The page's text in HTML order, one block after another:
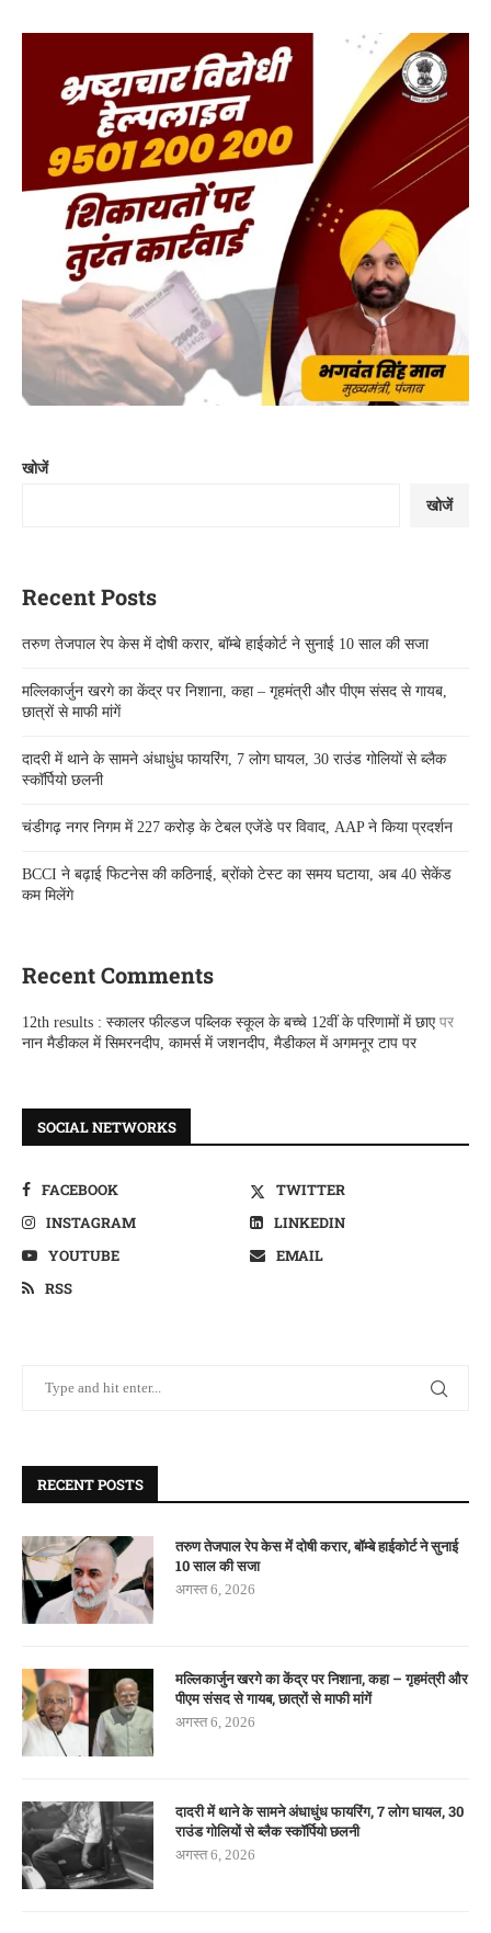
खोजें
खोजें
Recent Posts
तरुण तेजपाल रेप केस में दोषी करार, बॉम्बे हाईकोर्ट ने सुनाई 10 साल की सजा
मल्लिकार्जुन खरगे का केंद्र पर निशाना, कहा – गृहमंत्री और पीएम संसद से गायब,
छात्रों से माफी मांगें
दादरी में थाने के सामने अंधाधुंध फायरिंग, 7 लोग घायल, 30 राउंड गोलियों से ब्लैक
स्कॉर्पियो छलनी
चंडीगढ़ नगर निगम में 227 करोड़ के टेबल एजेंडे पर विवाद, AAP ने किया प्रदर्शन
BCCI ने बढ़ाई फिटनेस की कठिनाई, ब्रोंको टेस्ट का समय घटाया, अब 40 सेकेंड
कम मिलेंगे
Recent Comments
12th results : स्कालर फील्डज पब्लिक स्कूल के बच्चे 12वीं के परिणामों में छाएपर
नान मैडीकल में सिमरनदीप, कामर्स में जशनदीप, मैडीकल में अगमनूर टाप पर
SOCIAL NETWORKS
FACEBOOK
TWITTER
INSTAGRAM
LINKEDIN
YOUTUBE
EMAIL
RSS
RECENT POSTS
तरुण तेजपाल रेप केस में दोषी करार, बॉम्बे हाईकोर्ट ने सुनाई
10 साल की सजा
अगस्त 6, 2026
मल्लिकार्जुन खरगे का केंद्र पर निशाना, कहा – गृहमंत्री और
पीएम संसद से गायब, छात्रों से माफी मांगें
अगस्त 6, 2026
दादरी में थाने के सामने अंधाधुंध फायरिंग, 7 लोग घायल, 30
राउंड गोलियों से ब्लैक स्कॉर्पियो छलनी
अगस्त 6, 2026